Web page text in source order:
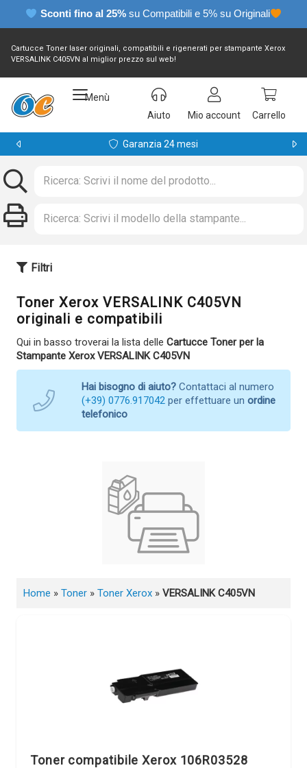
Sconti fino al 25% su Compatibili e 5% su Originali
Cartucce Toner laser originali, compatibili e rigenerati per stampante Xerox
VERSALINK C405VN al miglior prezzo sul web!
Menù
Aiuto
Mio account Carrello
Garanzia 24 mesi
Filtri
Toner Xerox VERSALINK C405VN
originali e compatibili
Qui in basso troverai la lista delle Cartucce Toner per la
Stampante Xerox VERSALINK C405VN
Hai bisogno di aiuto? Contattaci al numero
(+39) 0776.917042 per effettuare un ordine
telefonico
Home » Toner » Toner Xerox » VERSALINK C405VN
Toner compatibile Xerox 106R03528